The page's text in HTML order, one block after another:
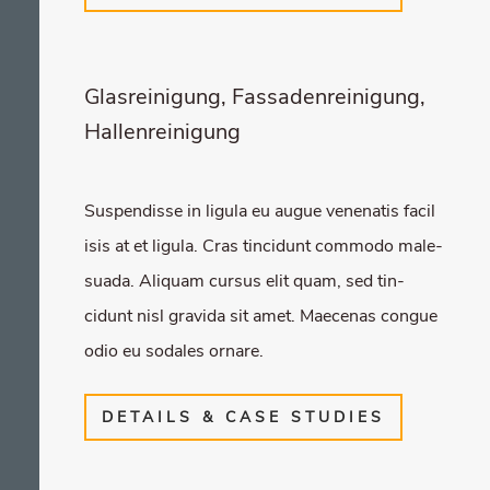
Glas­rei­ni­gung, Fas­sa­den­rei­ni­gung,
Hallenreinigung
Sus­pen­dis­se in ligu­la eu augue venena­tis faci­l
i­sis at et ligu­la. Cras tin­cidunt com­mo­do male­
sua­da. Ali­quam cur­sus elit quam, sed tin­
cidunt nisl gra­vi­da sit amet. Mae­ce­nas con­gue
odio eu soda­les ornare.
DETAILS & CASE STUDIES